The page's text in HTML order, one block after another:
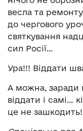
весла та
до чергового
святкування
сил Росії…
Ура!!! Віддати
А можна, заради
віддати і самі…
це не